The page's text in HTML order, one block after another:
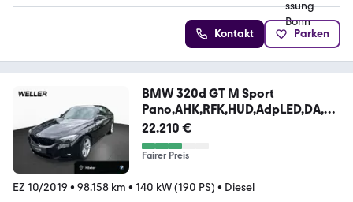
Kontakt Parken
BMW 320d GT M Sport
Pano,AHK,RFK,HUD,AdpLED,DA,Hi
Fi
22.210 €
Fairer Preis
EZ 10/2019 • 98.158 km • 140 kW (190 PS) • Diesel